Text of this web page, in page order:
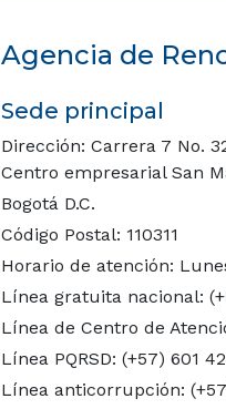
Agencia de
Sede principal
Dirección: Carrera 7 No.
Centro empresarial San
Bogotá D.C.
Código Postal: 110311
Horario de atención:
Línea gratuita nacional:
Línea de Centro de
Línea PQRSD: (+57) 601
Línea anticorrupción: